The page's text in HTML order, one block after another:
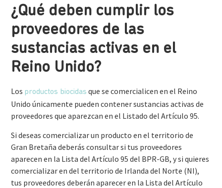
¿Qué deben cumplir los
proveedores de las
sustancias activas en el
Reino Unido?
Los productos biocidas que se comercialicen en el Reino
Unido únicamente pueden contener sustancias activas de
proveedores que aparezcan en el Listado del Artículo 95.
Si deseas comercializar un producto en el territorio de
Gran Bretaña deberás consultar si tus proveedores
aparecen en la Lista del Artículo 95 del BPR-GB, y si quieres
comercializar en del territorio de Irlanda del Norte (NI),
tus proveedores deberán aparecer en la Lista del Artículo